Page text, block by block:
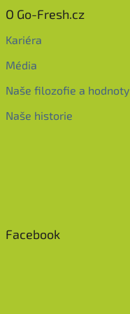
O Go-Fresh.cz
Kariéra
Média
Naše filozofie a hodnoty
Naše historie
Facebook